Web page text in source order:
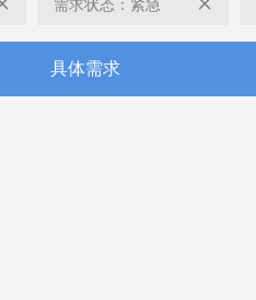
需求状态：紧急
具体需求